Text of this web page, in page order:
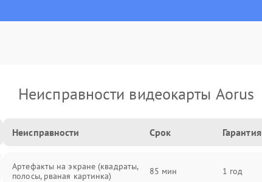
Неисправности видеокарты Aorus
Неисправности Срок Гарантия
Артефакты на экране (квадраты,
полосы, рваная картинка)
85 мин 1 год